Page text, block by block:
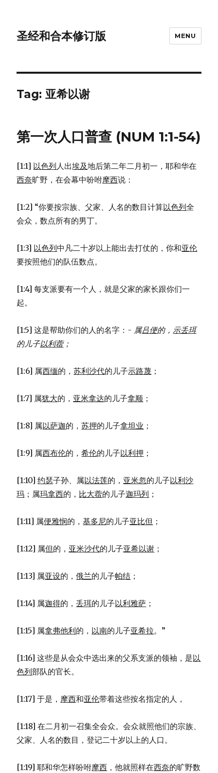
圣经和合本修订版 MENU
Tag: 亚希以谢
第一次人口普查 (NUM 1:1-54)
[1:1] 以色列人出埃及地后第二年二月初一，耶和华在
西奈旷野，在会幕中吩咐摩西说：
[1:2] “你要按宗族、父家、人名的数目计算以色列全
会众，数点所有的男丁。
[1:3] 以色列中凡二十岁以上能出去打仗的，你和亚伦
要按照他们的队伍数点。
[1:4] 每支派要有一个人，就是父家的家长跟你们一
起。
[1:5] 这是帮助你们的人的名字： - 属吕便的，示丢珥
的儿子以利蓿；
[1:6] 属西缅的，苏利沙代的儿子示路蔑 ；
[1:7] 属犹大的， 亚米拿达的儿子拿顺 ；
[1:8] 属以萨迦的，苏押的儿子拿坦业 ；
[1:9] 属西布伦的，希伦的儿子以利押 ；
[1:10]约瑟子孙、属以法莲的， 亚米忽的儿子以利沙
玛 ；属玛拿西的， 比大蓿的儿子迦玛列 ；
[1:11] 属便雅悯的，基多尼的儿子亚比但 ；
[1:12] 属但的， 亚米沙代的儿子亚希以谢 ；
[1:13] 属亚设的，俄兰的儿子帕结 ；
[1:14] 属迦得的，丢珥的儿子以利雅萨 ；
[1:15] 属拿弗他利的， 以南的儿子亚希拉。”
[1:16] 这些是从会众中选出来的父系支派的领袖，是以
色列部队的官长。
[1:17] 于是， 摩西和亚伦带着这些按名指定的人，
[1:18] 在二月初一召集全会众。会众就照他们的宗族、
父家、人名的数目，登记二十岁以上的人口。
[1:19] 耶和华怎样吩咐摩西 ，他就照样在西奈的旷野数